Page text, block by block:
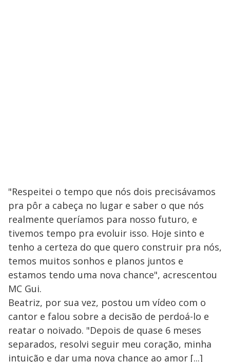
"Respeitei o tempo que nós dois precisávamos
pra pôr a cabeça no lugar e saber o que nós
realmente queríamos para nosso futuro, e
tivemos tempo pra evoluir isso. Hoje sinto e
tenho a certeza do que quero construir pra nós,
temos muitos sonhos e planos juntos e
estamos tendo uma nova chance", acrescentou
MC Gui.
Beatriz, por sua vez, postou um vídeo com o
cantor e falou sobre a decisão de perdoá-lo e
reatar o noivado. "Depois de quase 6 meses
separados, resolvi seguir meu coração, minha
intuição e dar uma nova chance ao amor [...]